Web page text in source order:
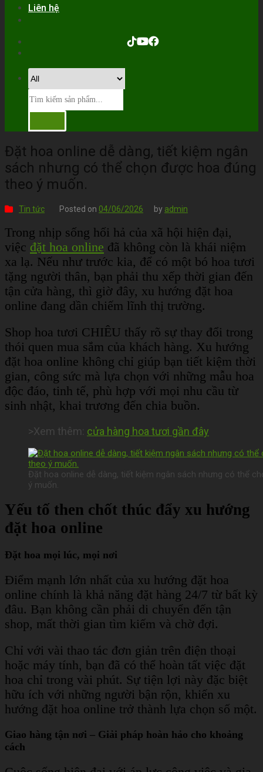
Liên hệ
Đặt hoa online dễ dàng, tiết kiệm ngân
sách nhưng có thể chọn được hoa đúng
theo ý muốn.
Tin tức Posted on 04/06/2026 by admin
Trong nhịp sống hối hả của xã hội hiện đại,
việc đặt hoa online đã không còn là khái niệm
xa lạ. Nếu như trước kia, để có một bó hoa tươi
tặng người thân, bạn phải thu xếp thời gian đến
tận cửa hàng, thì giờ đây, xu hướng đặt hoa
online đang dần chiếm lĩnh thị trường.
Shop hoa tươi CHIÊU thấy rõ sự thay đổi trong
thói quen mua sắm của khách hàng. Xu hướng
đặt hoa online không chỉ giúp bạn tiết kiệm thời
gian, công sức mà lựa chọn với những mẫu hoa
độc đáo, tinh tế, phù hợp với mọi nhu cầu từ
sinh nhật, khai trương đến chia buồn.
>Xem thêm: cửa hàng hoa tươi gần đây
Đặt hoa online dễ dàng, tiết kiệm ngân sách nhưng có thể
ý muốn.
Yếu tố then chốt thúc đẩy xu hướng
đặt hoa online
Đặt hoa mọi lúc, mọi nơi
Điểm mạnh lớn nhất của xu hướng đặt hoa
online chính là khả năng đặt hàng 24/7 từ bất kỳ
đâu. Bạn không cần phải di chuyển đến tận
shop, mất thời gian tìm kiếm và chờ đợi.
Chỉ với vài thao tác đơn giản trên điện thoại
hoặc máy tính, bạn đã có thể hoàn tất việc đặt
hoa chỉ trong vài phút. Sự tiện lợi này đặc biệt
hữu ích với những người bận rộn, khiến xu
hướng đặt hoa online trở thành lựa chọn số một.
Giao hàng tận nơi – Giải pháp hoàn hảo cho khoảng
cách